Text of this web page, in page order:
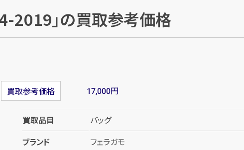
2019」の買取参考価格
買取参考価格 17,000円
買取品目
バッグ
ブランド
フェラガモ